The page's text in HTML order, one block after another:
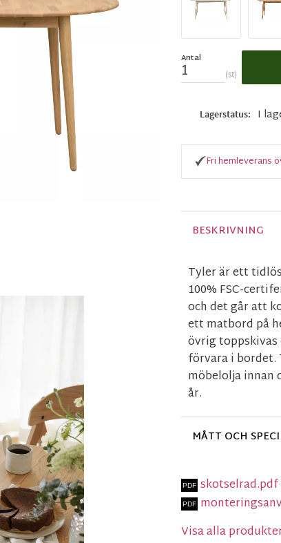
Antal
st
Lagerstatus I
Fri hemleverans
BESKRIVNING
Tyler är ett
100% FSC-
och det går att
ett matbord på
övrig
förvara i bordet.
möbelolja innan
år.
MÅTT OCH
skotselrad.pdf
Visa alla